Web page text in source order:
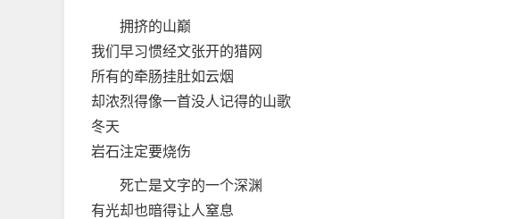
拥挤的山巅
我们早习惯经文张开的猎网
所有的牵肠挂肚如云烟
却浓烈得像一首没人记得的山歌
冬天
岩石注定要烧伤
死亡是文字的一个深渊
有光却也暗得让人窒息